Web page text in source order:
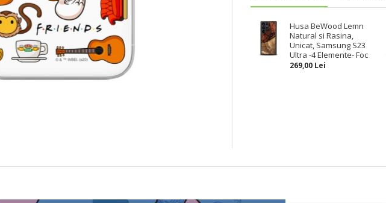
Husa BeWood Lemn
Natural si Rasina,
Unicat, Samsung S23
Ultra -4 Elemente- Foc
269,00 Lei